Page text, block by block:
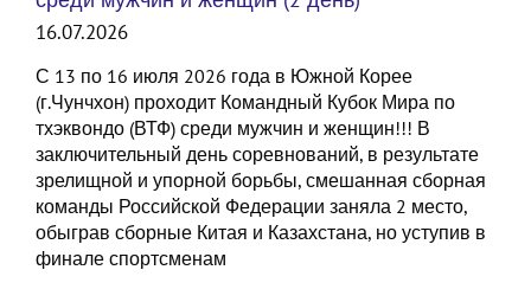
16.07.2026
С 13 по 16 июля 2026 года в Южной Корее
(г.Чунчхон) проходит Командный Кубок Мира по
тхэквондо (ВТФ) среди мужчин и женщин!!! В
заключительный день соревнований, в результате
зрелищной и упорной борьбы, смешанная сборная
команды Российской Федерации заняла 2 место,
обыграв сборные Китая и Казахстана, но уступив в
финале спортсменам